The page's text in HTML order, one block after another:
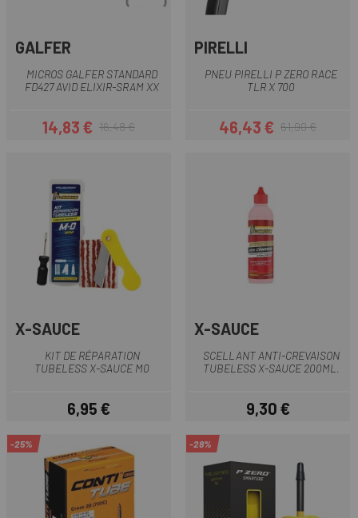
GALFER
MICROS GALFER STANDARD
FD427 AVID ELIXIR-SRAM XX
Prix
14,83 €Prix habituel
16,48 €
PIRELLI
PNEU PIRELLI P ZERO RACE
TLR X 700
Prix
46,43 €Prix habituel
61,90 €
X-SAUCE
KIT DE RÉPARATION
TUBELESS X-SAUCE M0
Prix
6,95 €
X-SAUCE
SCELLANT ANTI-CREVAISON
TUBELESS X-SAUCE 200ML.
Prix
9,30 €
-25% -28%